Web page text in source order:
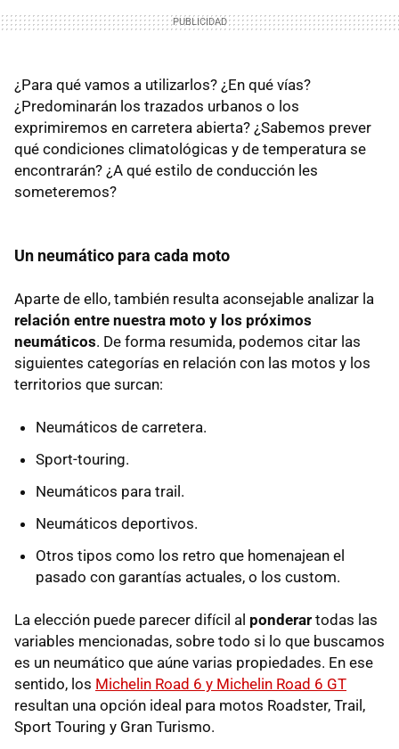
¿Para qué vamos a utilizarlos? ¿En qué vías?
¿Predominarán los trazados urbanos o los
exprimiremos en carretera abierta? ¿Sabemos prever
qué condiciones climatológicas y de temperatura se
encontrarán? ¿A qué estilo de conducción les
someteremos?
Un neumático para cada moto
Aparte de ello, también resulta aconsejable analizar la
relación entre nuestra moto y los próximos
neumáticos. De forma resumida, podemos citar las
siguientes categorías en relación con las motos y los
territorios que surcan:
Neumáticos de carretera.
Sport-touring.
Neumáticos para trail.
Neumáticos deportivos.
Otros tipos como los retro que homenajean el
pasado con garantías actuales, o los custom.
La elección puede parecer difícil al ponderar todas las
variables mencionadas, sobre todo si lo que buscamos
es un neumático que aúne varias propiedades. En ese
sentido, los Michelin Road 6 y Michelin Road 6 GT
resultan una opción ideal para motos Roadster, Trail,
Sport Touring y Gran Turismo.